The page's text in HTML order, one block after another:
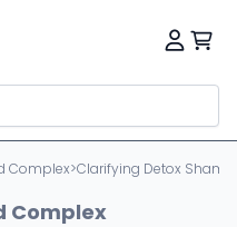
Complex>Clarifying Detox
Complex